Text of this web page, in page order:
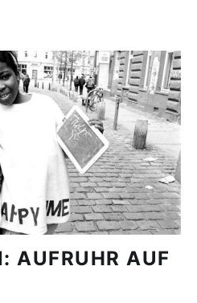
AUFRUHR AUF